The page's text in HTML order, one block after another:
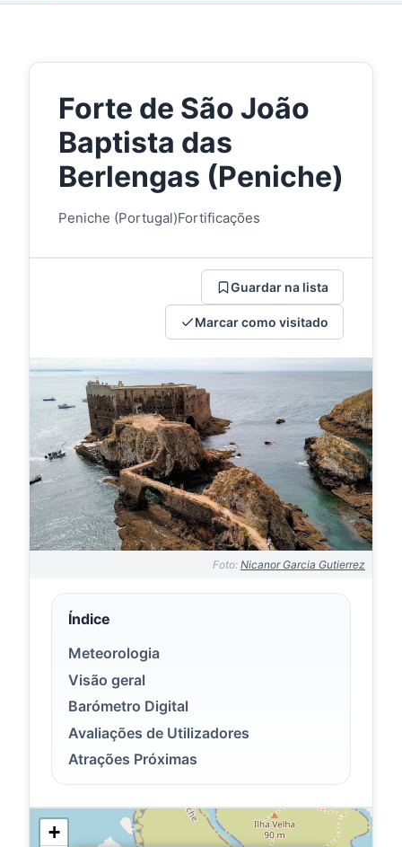
Forte de São João
Baptista das
Berlengas (Peniche)
Peniche (Portugal)Fortificações
Guardar na lista
Marcar como visitado
Foto: Nicanor Garcia Gutierrez
Índice
Meteorologia
Visão geral
Barómetro Digital
Avaliações de Utilizadores
Atrações Próximas
+